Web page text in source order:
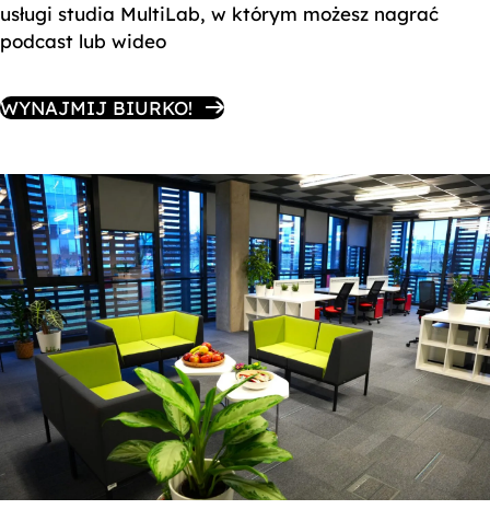
usługi studia MultiLab, w którym możesz nagrać
podcast lub wideo
WYNAJMIJ BIURKO!